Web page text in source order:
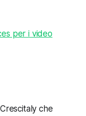
per i video
che